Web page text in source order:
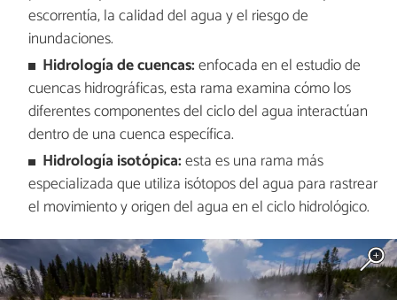
escorrentía, la calidad del agua y el riesgo de
inundaciones.
Hidrología de cuencas:enfocada en el estudio de
cuencas hidrográficas, esta rama examina cómo los
diferentes componentes del ciclo del agua interactúan
dentro de una cuenca específica.
Hidrología isotópica:esta es una rama más
especializada que utiliza isótopos del agua para rastrear
el movimiento y origen del agua en el ciclo hidrológico.